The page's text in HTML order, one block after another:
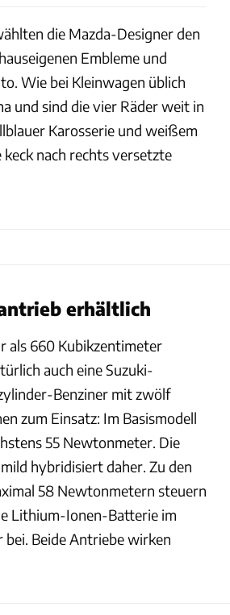
die Mazda-Designer den
Embleme und
Wie bei Kleinwagen üblich
und sind die vier Räder weit in
Karosserie und weißem
nach rechts versetzte
erhältlich
als 660 Kubikzentimeter
auch eine Suzuki-
Benziner mit zwölf
zum Einsatz: Im Basismodell
55 Newtonmeter. Die
hybridisiert daher. Zu den
58 Newtonmetern steuern
Lithium-Ionen-Batterie im
Beide Antriebe wirken